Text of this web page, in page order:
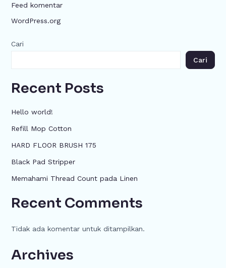
Feed komentar
WordPress.org
Cari
Cari
Recent Posts
Hello world!
Refill Mop Cotton
HARD FLOOR BRUSH 175
Black Pad Stripper
Memahami Thread Count pada Linen
Recent Comments
Tidak ada komentar untuk ditampilkan.
Archives